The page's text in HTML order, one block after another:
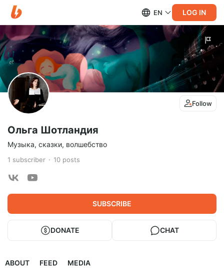
EN LOG IN
Follow
Ольга Шотландия
Музыка, сказки, волшебство
1 subscriber 10 posts
SUBSCRIBE
DONATE CHAT
ABOUT FEED MEDIA